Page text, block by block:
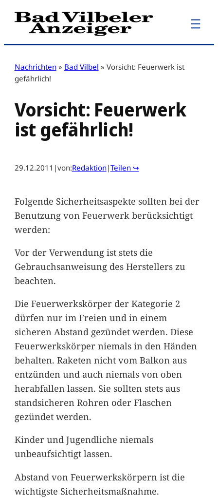
Zum
Inhalt
Nachrichten » Bad Vilbel » Vorsicht: Feuerwerk ist
gefährlich!
Vorsicht: Feuerwerk
ist gefährlich!
29.12.2011 |von:Redaktion|Teilen ↪
Folgende Sicherheitsaspekte sollten bei der
Benutzung von Feuerwerk berücksichtigt
werden:
Vor der Verwendung ist stets die
Gebrauchsanweisung des Herstellers zu
beachten.
Die Feuerwerkskörper der Kategorie 2
dürfen nur im Freien und in einem
sicheren Abstand gezündet werden. Diese
Feuerwerkskörper niemals in den Händen
behalten. Raketen nicht vom Balkon aus
entzünden und auch niemals von oben
herabfallen lassen. Sie sollten stets aus
standsicheren Rohren oder Flaschen
gezündet werden.
Kinder und Jugendliche niemals
unbeaufsichtigt lassen.
Abstand von Feuerwerkskörpern ist die
wichtigste Sicherheitsmaßnahme.